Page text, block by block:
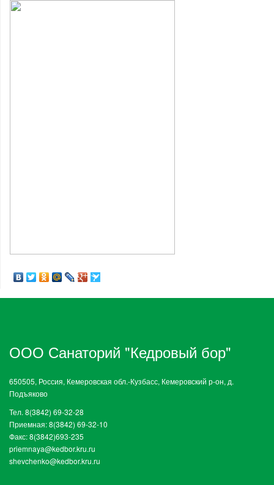
ООО Санаторий "Кедровый бор"
650505, Россия, Кемеровская обл.-Кузбасс, Кемеровский р-он, д.
Подъяково
Тел. 8(3842) 69-32-28
Приемная: 8(3842) 69-32-10
Факс: 8(3842)693-235
priemnaya@kedbor.kru.ru
shevchenko@kedbor.kru.ru